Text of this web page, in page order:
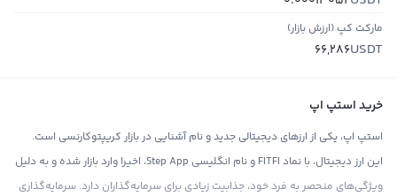
مارکت کپ (ارزش بازار)
USDT
66,286
خرید استپ اپ
استپ اپ، یکی از ارزهای دیجیتالی جدید و نام آشنایی در بازار کریپتوکارنسی است.
این ارز دیجیتال، با نماد FITFI و نام انگلیسی Step App، اخیرا وارد بازار شده و به دلیل
ویژگی‌های منحصر به فرد خود، جذابیت زیادی برای سرمایه‌گذاران دارد. سرمایه‌گذاری